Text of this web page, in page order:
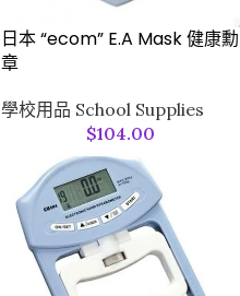
日本 “ecom” E.A Mask 健康勳
章
學校用品 School Supplies
$104.00